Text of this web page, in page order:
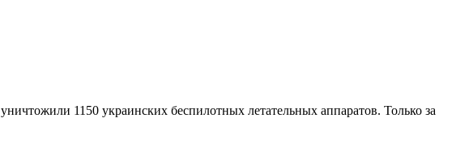
1150 украинских беспилотных летательных аппаратов. Только за